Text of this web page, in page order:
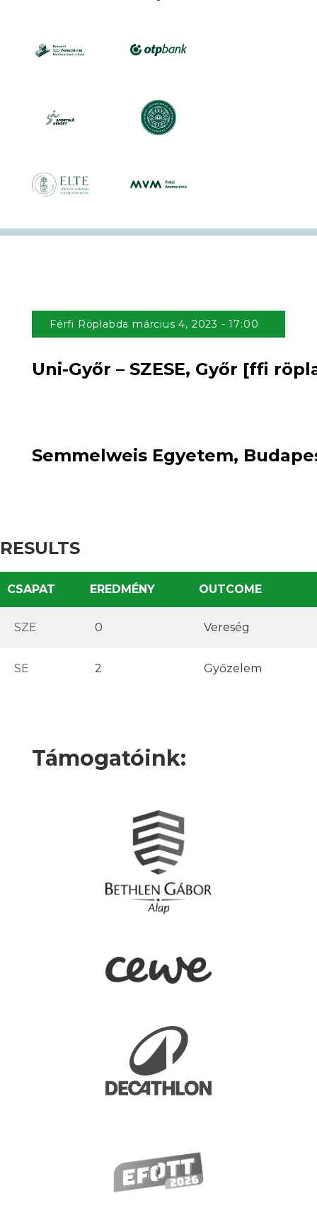
Férfi Röplabda március 4, 2023 - 17:00
Uni-Győr – SZESE, Győr [ffi
Semmelweis Egyetem,
RESULTS
CSAPAT EREDMÉNY OUTCOME
SZE 0 Vereség
SE 2 Győzelem
Támogatóink: